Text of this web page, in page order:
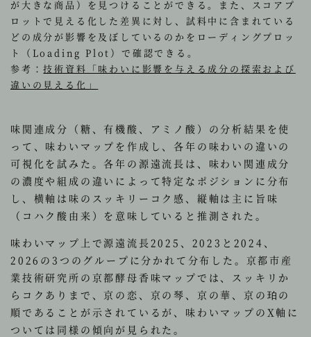
が大きな商品）を見つけることができる。また、スコアプ
ロットで見える化した差異に対し、試料中に含まれている
どの成分が影響を及ぼしているのかをローディングプロッ
ト（Loading Plot）で確認できる。
参考：技術資料「味わいに影響を与える成分の探索および
違いの見える化」
味関連成分（糖、有機酸、アミノ酸）の分析結果を使
って、味わいマップを作成し、各年の味わいの違いの
可視化を試みた。各年の源遠流長は、味わい関連成分
の濃度や組成の違いによって特定なポジションに分布
し、横軸は味のスッキリーコク感、縦軸は主に旨味
（コハク酸由来）を意味していると推測された。
味わいマップ上で源遠流長2025、2023と2024、
2026の3つのグループに分かれて分布した。京都市産
業技術研究所の京都酵母香味マップでは、スッキリか
らコクありまで、京の恋、京の琴、京の華、京の珀の
順であることが示されているが、味わいマップのX軸に
ついては同様の傾向が見られた。